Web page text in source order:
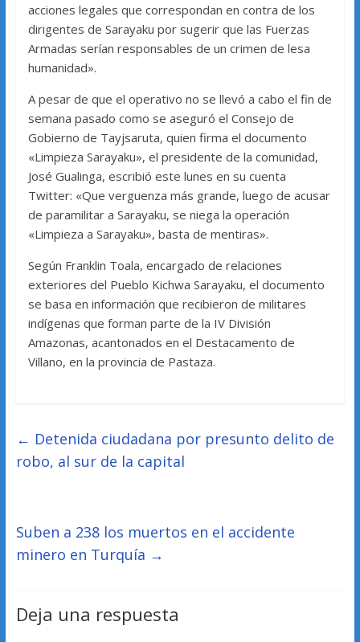
acciones legales que correspondan en contra de los
dirigentes de Sarayaku por sugerir que las Fuerzas
Armadas serían responsables de un crimen de lesa
humanidad».
A pesar de que el operativo no se llevó a cabo el fin de
semana pasado como se aseguró el Consejo de
Gobierno de Tayjsaruta, quien firma el documento
«Limpieza Sarayaku», el presidente de la comunidad,
José Gualinga, escribió este lunes en su cuenta
Twitter: «Que verguenza más grande, luego de acusar
de paramilitar a Sarayaku, se niega la operación
«Limpieza a Sarayaku», basta de mentiras».
Según Franklin Toala, encargado de relaciones
exteriores del Pueblo Kichwa Sarayaku, el documento
se basa en información que recibieron de militares
indígenas que forman parte de la IV División
Amazonas, acantonados en el Destacamento de
Villano, en la provincia de Pastaza.
← Detenida ciudadana por presunto delito de
robo, al sur de la capital
Suben a 238 los muertos en el accidente
minero en Turquía →
Deja una respuesta